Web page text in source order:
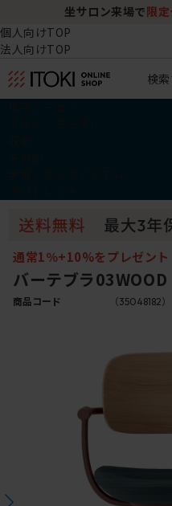
坐サロン来場で 限
個人向けTOP
法人向けTOP
検索
通常1％+10%をプレゼント
バーテブラ
商品コード （35048182）